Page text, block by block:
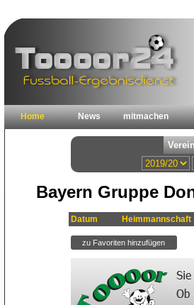
Home News mitmachen
Bayern Gruppe
Datum Heimmannschaft